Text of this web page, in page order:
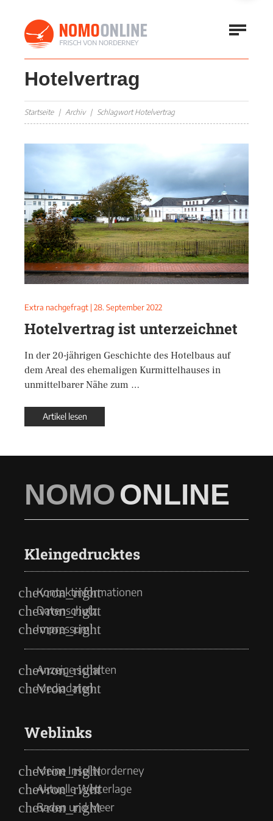
Hotelvertrag
Startseite Archiv Schlagwort Hotelvertrag
Extra nachgefragt | 28. September 2022
Hotelvertrag ist unterzeichnet
In der 20-jährigen Geschichte des Hotelbaus auf
dem Areal des ehemaligen Kurmittelhauses in
unmittelbarer Nähe zum …
Artikel lesen
NOMOONLINE
Kleingedrucktes
Kontaktinformationen
Datenschutz
Impressum
Anzeige schalten
Mediadaten
Weblinks
Meine Insel Norderney
Aktuelle Wetterlage
Baden und Meer